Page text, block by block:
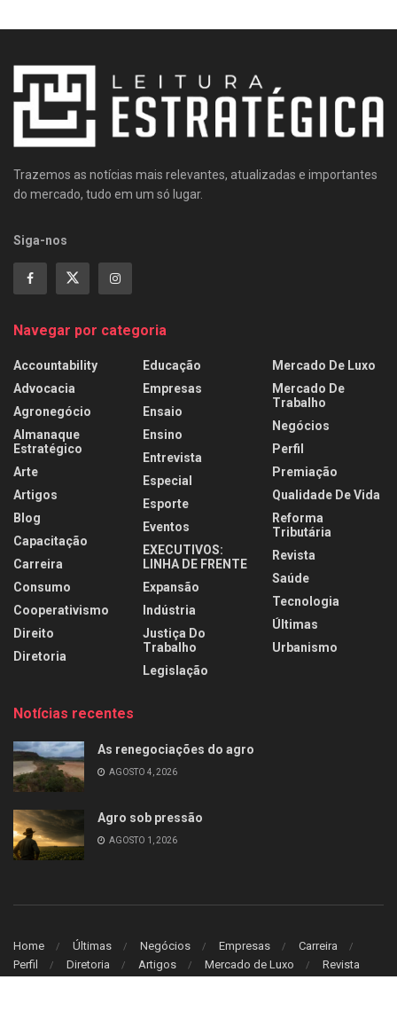
Trazemos as notícias mais relevantes, atualizadas e importantes
do mercado, tudo em um só lugar.
Siga-nos
Navegar por categoria
Accountability
Advocacia
Agronegócio
Almanaque
Estratégico
Arte
Artigos
Blog
Capacitação
Carreira
Consumo
Cooperativismo
Direito
Diretoria
Educação
Empresas
Ensaio
Ensino
Entrevista
Especial
Esporte
Eventos
EXECUTIVOS:
LINHA DE FRENTE
Expansão
Indústria
Justiça Do
Trabalho
Legislação
Mercado De Luxo
Mercado De
Trabalho
Negócios
Perfil
Premiação
Qualidade De Vida
Reforma
Tributária
Revista
Saúde
Tecnologia
Últimas
Urbanismo
Notícias recentes
As renegociações do agro
AGOSTO 4, 2026
Agro sob pressão
AGOSTO 1, 2026
Home Últimas Negócios Empresas
Carreira
Perfil
Diretoria Artigos Mercado de Luxo Revista